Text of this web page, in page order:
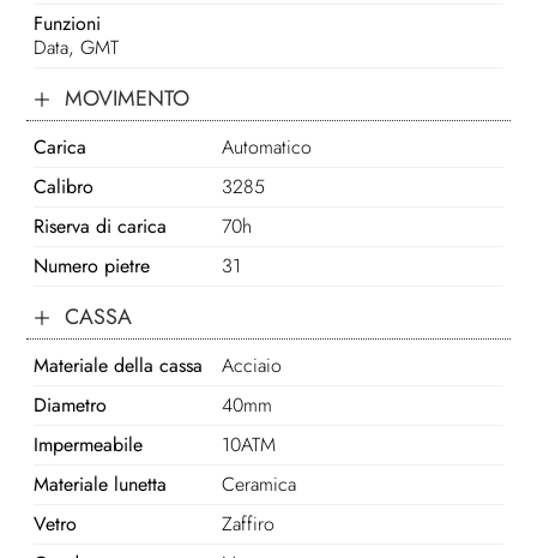
Funzioni
Data, GMT
MOVIMENTO
Carica
Automatico
Calibro
3285
Riserva di carica
70h
Numero pietre
31
CASSA
Materiale della cassa
Acciaio
Diametro
40mm
Impermeabile
10ATM
Materiale lunetta
Ceramica
Vetro
Zaffiro